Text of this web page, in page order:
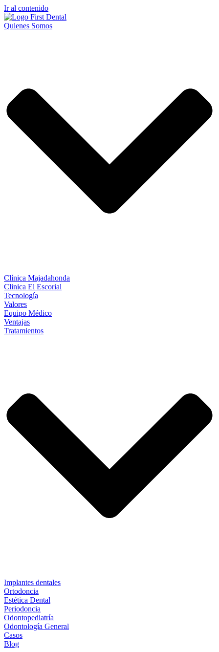
Ir al contenido
Quienes Somos
Clínica Majadahonda
Clinica El Escorial
Tecnología
Valores
Equipo Médico
Ventajas
Tratamientos
Implantes dentales
Ortodoncia
Estética Dental
Periodoncia
Odontopediatría
Odontología General
Casos
Blog